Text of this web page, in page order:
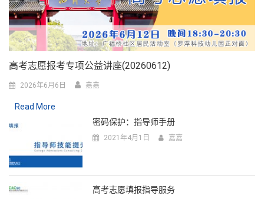
高考志愿报考专项公益讲座(20260612)
2026年6月6日 嘉嘉
Read More
密码保护：指导师手册
2021年4月1日 嘉嘉
高考志愿填报指导服务